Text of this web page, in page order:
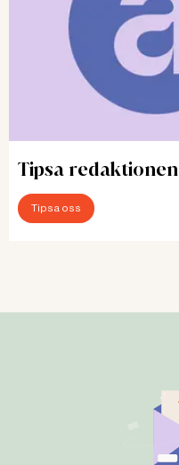
Tipsa redaktionen
Tipsa oss